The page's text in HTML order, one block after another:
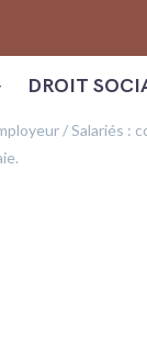
DROIT
/ Salariés :